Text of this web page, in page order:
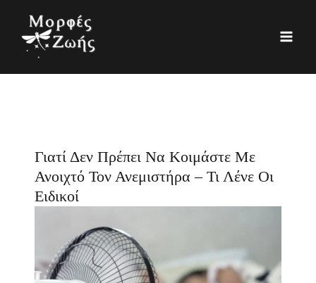
περιεχόμενο
Γιατί Δεν Πρέπει Να Κοιμάστε Με
Ανοιχτό Τον Ανεμιστήρα – Τι Λένε Οι
Ειδικοί
α
η
σ
ο